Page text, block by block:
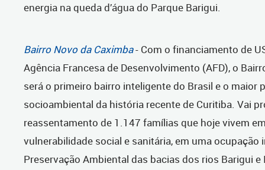
energia na queda d’água do Parque Barigui.
Bairro Novo da Caximba- Com o financiamento de
Agência Francesa de Desenvolvimento (AFD), o
será o primeiro bairro inteligente do Brasil e o maior
socioambiental da história recente de Curitiba. Vai
reassentamento de 1.147 famílias que hoje vivem
vulnerabilidade social e sanitária, em uma ocupação
Preservação Ambiental das bacias dos rios Barigui